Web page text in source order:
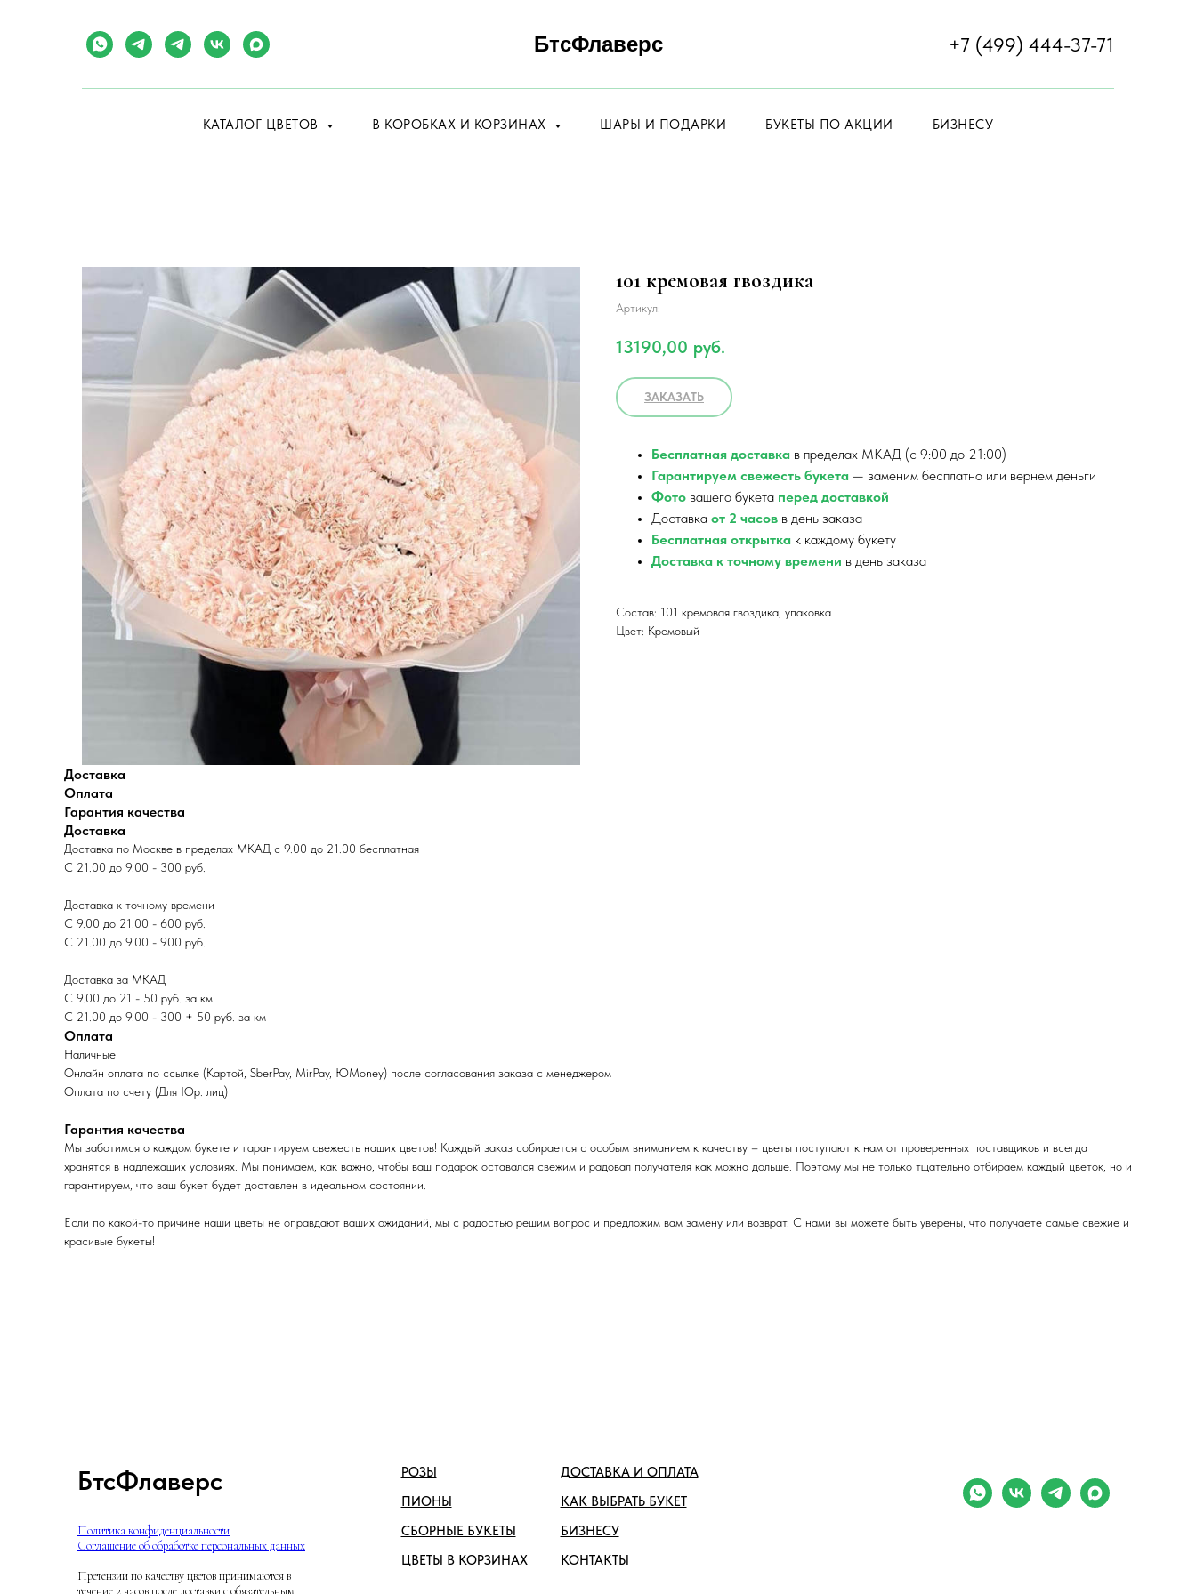
БтсФлаверс +7 (499) 444-37-71
КАТАЛОГ ЦВЕТОВ В КОРОБКАХ И КОРЗИНАХ ШАРЫ И ПОДАРКИ БУКЕТЫ ПО АКЦИИ БИЗНЕСУ
101 кремовая гвоздика
Артикул:
13190,00 руб.
ЗАКАЗАТЬ
Бесплатная доставка в пределах МКАД (с 9:00 до 21:00)
Гарантируем свежесть букета — заменим бесплатно или вернем деньги
Фото вашего букета перед доставкой
Доставка от 2 часов в день заказа
Бесплатная открытка к каждому букету
Доставка к точному времени в день заказа
Состав: 101 кремовая гвоздика, упаковка
Цвет: Кремовый
Доставка
Оплата
Гарантия качества
Доставка
Доставка по Москве в пределах МКАД с 9.00 до 21.00 бесплатная
С 21.00 до 9.00 - 300 руб.
Доставка к точному времени
С 9.00 до 21.00 - 600 руб.
С 21.00 до 9.00 - 900 руб.
Доставка за МКАД
С 9.00 до 21 - 50 руб. за км
С 21.00 до 9.00 - 300 + 50 руб. за км
Оплата
Наличные
Онлайн оплата по ссылке (Картой, SberPay, MirPay, ЮMoney) после согласования заказа с менеджером
Оплата по счету (Для Юр. лиц)
Гарантия качества
Мы заботимся о каждом букете и гарантируем свежесть наших цветов! Каждый заказ собирается с особым вниманием к качеству – цветы поступают к нам от проверенных поставщиков и всегда
хранятся в надлежащих условиях. Мы понимаем, как важно, чтобы ваш подарок оставался свежим и радовал получателя как можно дольше. Поэтому мы не только тщательно отбираем каждый цветок, но и
гарантируем, что ваш букет будет доставлен в идеальном состоянии.
Если по какой-то причине наши цветы не оправдают ваших ожиданий, мы с радостью решим вопрос и предложим вам замену или возврат. С нами вы можете быть уверены, что получаете самые свежие и
красивые букеты!
БтсФлаверс
Политика конфиденциальности
Соглашение об обработке персональных данных
Претензии по качеству цветов принимаются в
течение 2 часов после доставки с обязательным
РОЗЫ
ПИОНЫ
СБОРНЫЕ БУКЕТЫ
ЦВЕТЫ В КОРЗИНАХ
ДОСТАВКА И ОПЛАТА
КАК ВЫБРАТЬ БУКЕТ
БИЗНЕСУ
КОНТАКТЫ